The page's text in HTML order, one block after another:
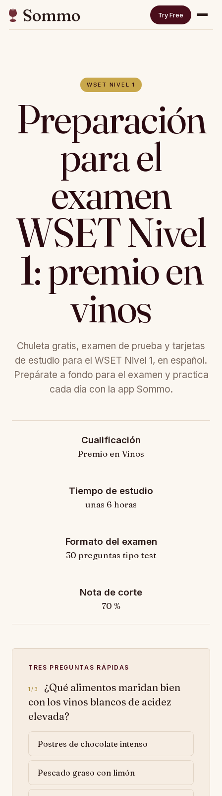
Try Free
WSET NIVEL 1
Preparación
para el
examen
WSET Nivel
1: premio en
vinos
Chuleta gratis, examen de prueba y tarjetas
de estudio para el WSET Nivel 1, en español.
Prepárate a fondo para el examen y practica
cada día con la app Sommo.
Cualificación
Premio en Vinos
Tiempo de estudio
unas 6 horas
Formato del examen
30 preguntas tipo test
Nota de corte
70 %
TRES PREGUNTAS RÁPIDAS
1/3
¿Qué alimentos maridan bien
con los vinos blancos de acidez
elevada?
Postres de chocolate intenso
Pescado graso con limón